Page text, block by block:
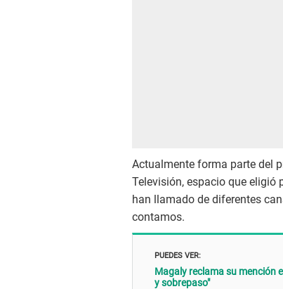
Actualmente forma parte del
Televisión, espacio que eligió
han llamado de diferentes
contamos.
PUEDES VER:
Magaly reclama su mención
y sobrepaso"